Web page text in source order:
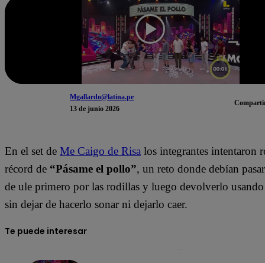
Mgallardo@latina.pe
13 de junio 2026
En el set de Me Caigo de Risa los integrantes intentaron
récord de “Pásame el pollo”, un reto donde debían
de ule primero por las rodillas y luego devolverlo
sin dejar de hacerlo sonar ni dejarlo caer.
Te puede interesar